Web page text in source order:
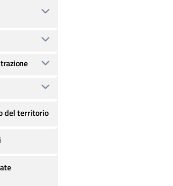
del territorio